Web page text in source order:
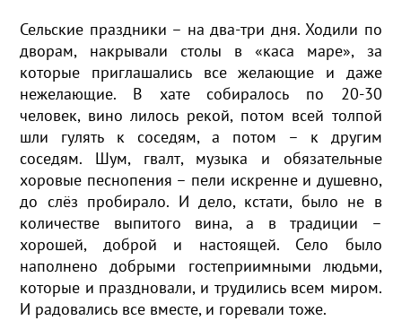
Сельские праздники – на два-три дня. Ходили по
дворам, накрывали столы в «каса маре», за
которые приглашались все желающие и даже
нежелающие. В хате собиралось по 20-30
человек, вино лилось рекой, потом всей толпой
шли гулять к соседям, а потом – к другим
соседям. Шум, гвалт, музыка и обязательные
хоровые песнопения – пели искренне и душевно,
до слёз пробирало. И дело, кстати, было не в
количестве выпитого вина, а в традиции –
хорошей, доброй и настоящей. Село было
наполнено добрыми гостеприимными людьми,
которые и праздновали, и трудились всем миром.
И радовались все вместе, и горевали тоже.